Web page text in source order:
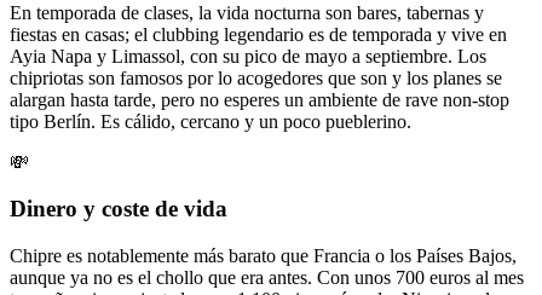
En temporada de clases, la vida nocturna son bares, tabernas y
fiestas en casas; el clubbing legendario es de temporada y vive en
Ayia Napa y Limassol, con su pico de mayo a septiembre. Los
chipriotas son famosos por lo acogedores que son y los planes se
alargan hasta tarde, pero no esperes un ambiente de rave non-stop
tipo Berlín. Es cálido, cercano y un poco pueblerino.
💸
Dinero y coste de vida
Chipre es notablemente más barato que Francia o los Países Bajos,
aunque ya no es el chollo que era antes. Con unos 700 euros al mes